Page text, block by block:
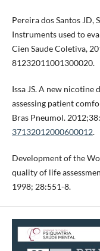
Pereira dos Santos JD,
Instruments used to
Cien Saude Coletiva,
81232011001300020.
Issa JS. A new nicotine
assessing patient
Bras Pneumol.
37132012000600012.
Development of the
quality of life
1998; 28:551-8.